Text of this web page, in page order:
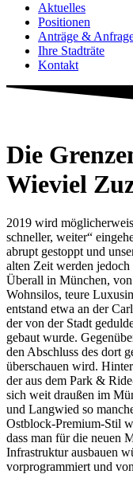
Aktuelles
Positionen
Anträge &
Ihre Stadträte
Kontakt
Die
Wieviel
2019 wird
schneller, weiter“
abrupt gestoppt und
alten Zeit werden jedoch
Überall in München, von
Wohnsilos, teure
entstand etwa an der
der von der Stadt
gebaut wurde.
den Abschluss des dort
überschauen wird.
der aus dem Park &
sich weit draußen im
und Langwied so
Ostblock-Premium-Stil
dass man für die neuen
Infrastruktur ausbauen
vorprogrammiert und